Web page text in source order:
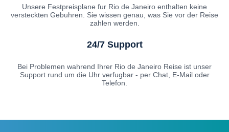
Unsere Festpreisplane fur Rio de Janeiro enthalten keine
versteckten Gebuhren. Sie wissen genau, was Sie vor der Reise
zahlen werden.
24/7 Support
Bei Problemen wahrend Ihrer Rio de Janeiro Reise ist unser
Support rund um die Uhr verfugbar - per Chat, E-Mail oder
Telefon.